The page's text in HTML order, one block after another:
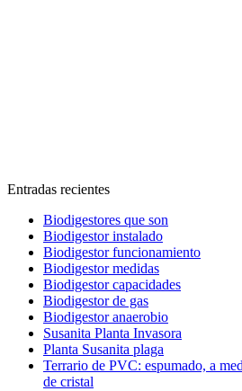
Entradas recientes
Biodigestores que son
Biodigestor instalado
Biodigestor funcionamiento
Biodigestor medidas
Biodigestor capacidades
Biodigestor de gas
Biodigestor anaerobio
Susanita Planta Invasora
Planta Susanita plaga
Terrario de PVC: espumado, a
de cristal